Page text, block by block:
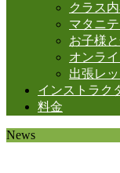
クラス
マタニ
お子様
オンラ
出張レ
インストラク
料金
News